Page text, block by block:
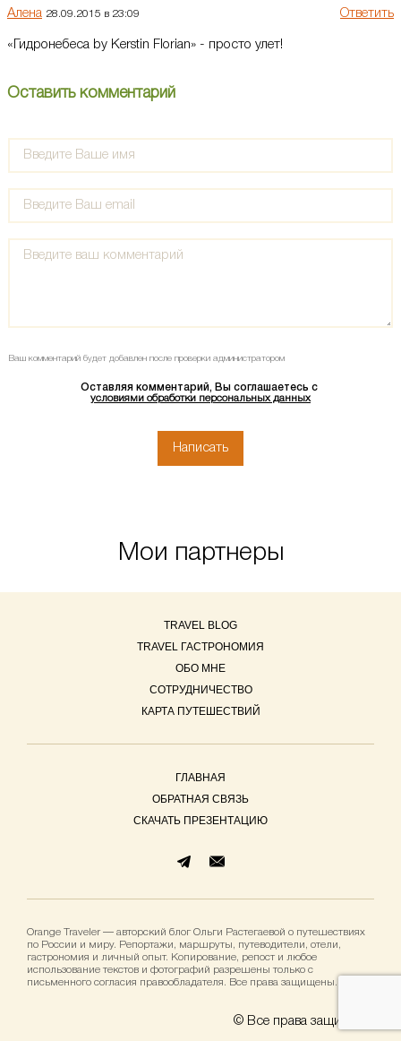
Алена 28.09.2015 в 23:09 Ответить
«Гидронебеса by Kerstin Florian» - просто улет!
Оставить комментарий
Ваш комментарий будет добавлен после проверки администратором
Оставляя комментарий, Вы соглашаетесь с
условиями обработки персональных данных
Мои партнеры
TRAVEL BLOG
TRAVEL ГАСТРОНОМИЯ
ОБО МНЕ
СОТРУДНИЧЕСТВО
КАРТА ПУТЕШЕСТВИЙ
ГЛАВНАЯ
ОБРАТНАЯ СВЯЗЬ
СКАЧАТЬ ПРЕЗЕНТАЦИЮ
Orange Traveler — авторский блог Ольги Растегаевой о путешествиях
по России и миру. Репортажи, маршруты, путеводители, отели,
гастрономия и личный опыт. Копирование, репост и любое
использование текстов и фотографий разрешены только с
письменного согласия правообладателя. Все права защищены.
© Все права защищены